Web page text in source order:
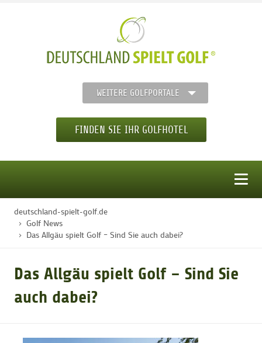
WEITERE GOLFPORTALE
FINDEN SIE IHR GOLFHOTEL
STARTSEITE
GOLFARRANGEMENTS
deutschland-spielt-golf.de
Golf News
Das Allgäu spielt Golf – Sind Sie auch dabei?
Das Allgäu spielt Golf – Sind Sie
auch dabei?